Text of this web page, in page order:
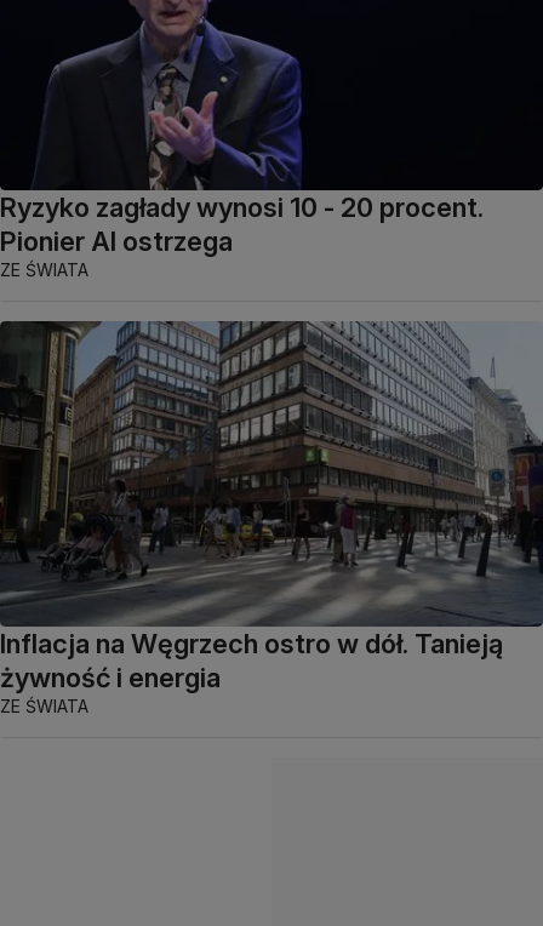
Ryzyko zagłady wynosi 10 - 20 procent.
Pionier AI ostrzega
ZE ŚWIATA
Inflacja na Węgrzech ostro w dół. Tanieją
żywność i energia
ZE ŚWIATA